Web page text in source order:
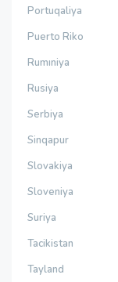
Portuqaliya
Puerto Riko
Rumıniya
Rusiya
Serbiya
Sinqapur
Slovakiya
Sloveniya
Suriya
Tacikistan
Tayland